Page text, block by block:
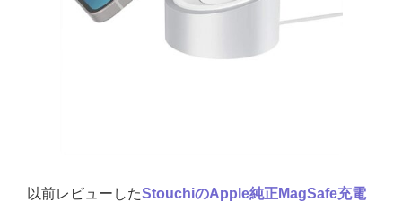
以前レビューしたStouchiのApple純正MagSafe充電